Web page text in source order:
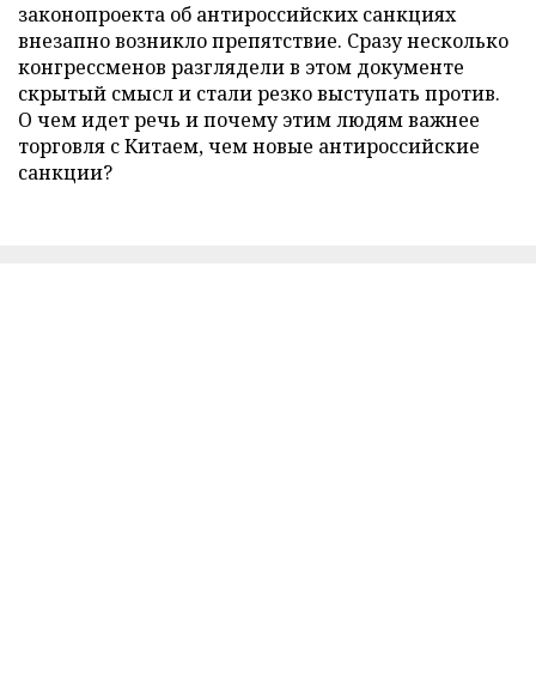
законопроекта об антироссийских санкциях
внезапно возникло препятствие. Сразу несколько
конгрессменов разглядели в этом документе
скрытый смысл и стали резко выступать против.
О чем идет речь и почему этим людям важнее
торговля с Китаем, чем новые антироссийские
санкции?